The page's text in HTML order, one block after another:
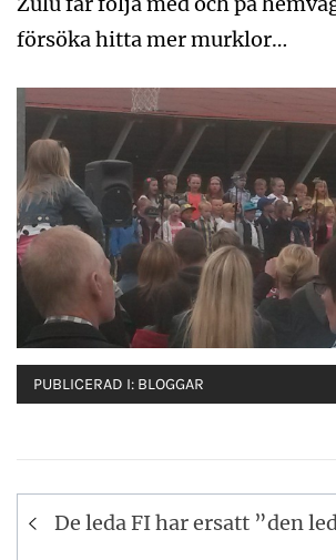
försöka hitta mer murklor…
PUBLICERAD I: BLOGGAR
Inläggsnavigering
De leda FI har ersatt ”den